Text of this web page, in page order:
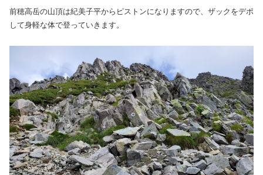
前穂高岳の山頂は紀美子平からピストンになりますので、ザックをデポ
して身軽な体で登っていきます。